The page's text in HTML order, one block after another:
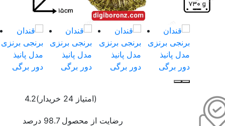
4.2 (امتیاز 24 خریدار)
رضایت از محصول 98.7 درصد